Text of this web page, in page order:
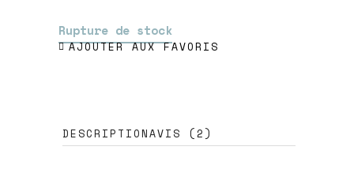
Rupture de stock
AJOUTER AUX FAVORIS
DESCRIPTIONAVIS (2)